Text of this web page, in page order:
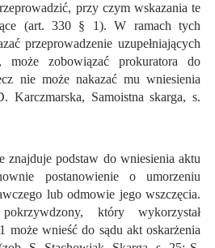
przy czym wskazania te
(art. 330 § 1). W ramach tych
przeprowadzenie uzupełniających
może zobowiązać prokuratora do
nie może nakazać mu wniesienia
Karczmarska, Samoistna skarga, s.
znajduje podstaw do wniesienia aktu
postanowienie o umorzeniu
lub odmowie jego wszczęcia.
który wykorzystał
może wnieść do sądu akt oskarżenia